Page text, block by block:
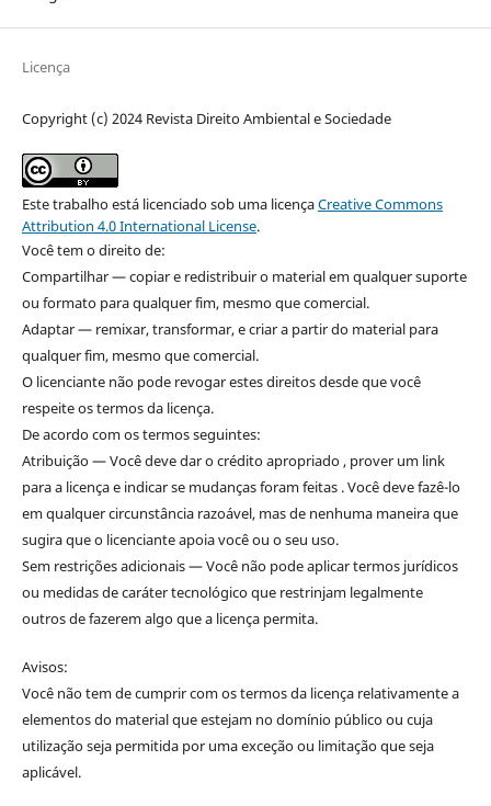
Licença
Copyright (c) 2024 Revista Direito Ambiental e Sociedade
Este trabalho está licenciado sob uma licençaCreative Commons
Attribution 4.0 International License.
Você tem o direito de:
Compartilhar — copiar e redistribuir o material em qualquer suporte
ou formato para qualquer fim, mesmo que comercial.
Adaptar — remixar, transformar, e criar a partir do material para
qualquer fim, mesmo que comercial.
O licenciante não pode revogar estes direitos desde que você
respeite os termos da licença.
De acordo com os termos seguintes:
Atribuição — Você deve dar o crédito apropriado , prover um link
para a licença e indicar se mudanças foram feitas . Você deve fazê-lo
em qualquer circunstância razoável, mas de nenhuma maneira que
sugira que o licenciante apoia você ou o seu uso.
Sem restrições adicionais — Você não pode aplicar termos jurídicos
ou medidas de caráter tecnológico que restrinjam legalmente
outros de fazerem algo que a licença permita.
Avisos:
Você não tem de cumprir com os termos da licença relativamente a
elementos do material que estejam no domínio público ou cuja
utilização seja permitida por uma exceção ou limitação que seja
aplicável.